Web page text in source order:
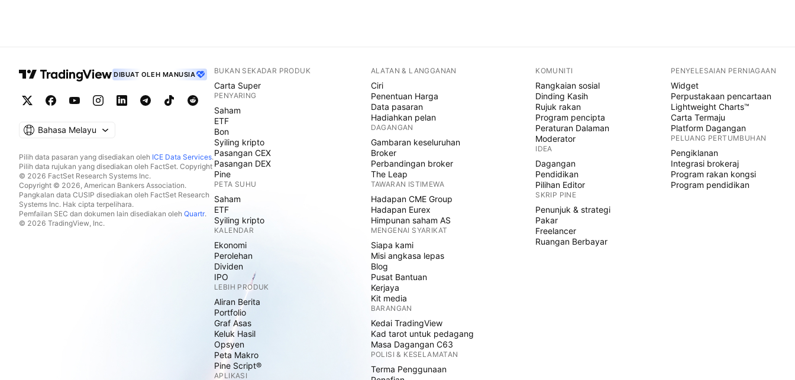
DIBUAT OLEH MANUSIA
Bahasa Melayu
Pilih data pasaran yang disediakan oleh ICE Data Services.
Pilih data rujukan yang disediakan oleh FactSet. Copyright
© 2026 FactSet Research Systems Inc.
Copyright © 2026, American Bankers Association.
Pangkalan data CUSIP disediakan oleh FactSet Research
Systems Inc. Hak cipta terpelihara.
Pemfailan SEC dan dokumen lain disediakan oleh Quartr.
© 2026 TradingView, Inc.
BUKAN SEKADAR PRODUK
Carta Super
PENYARING
Saham
ETF
Bon
Syiling kripto
Pasangan CEX
Pasangan DEX
Pine
PETA SUHU
Saham
ETF
Syiling kripto
KALENDAR
Ekonomi
Perolehan
Dividen
IPO
LEBIH PRODUK
Aliran Berita
Portfolio
Graf Asas
Keluk Hasil
Opsyen
Peta Makro
Pine Script®
APLIKASI
ALATAN & LANGGANAN
Ciri
Penentuan Harga
Data pasaran
Hadiahkan pelan
DAGANGAN
Gambaran keseluruhan
Broker
Perbandingan broker
The Leap
TAWARAN ISTIMEWA
Hadapan CME Group
Hadapan Eurex
Himpunan saham AS
MENGENAI SYARIKAT
Siapa kami
Misi angkasa lepas
Blog
Pusat Bantuan
Kerjaya
Kit media
BARANGAN
Kedai TradingView
Kad tarot untuk pedagang
Masa Dagangan C63
POLISI & KESELAMATAN
Terma Penggunaan
KOMUNITI
Rangkaian sosial
Dinding Kasih
Rujuk rakan
Program pencipta
Peraturan Dalaman
Moderator
IDEA
Dagangan
Pendidikan
Pilihan Editor
SKRIP PINE
Penunjuk & strategi
Pakar
Freelancer
Ruangan Berbayar
PENYELESAIAN PERNIAGAAN
Widget
Perpustakaan pencartaan
Lightweight Charts™
Carta Termaju
Platform Dagangan
PELUANG PERTUMBUHAN
Pengiklanan
Integrasi brokeraj
Program rakan kongsi
Program pendidikan